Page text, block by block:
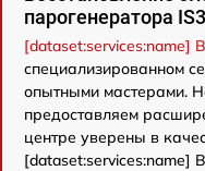
парогенератора
[dataset:services:name]
специализированном
опытными мастерами.
предоставляем
центре уверены в
[dataset:services:name]